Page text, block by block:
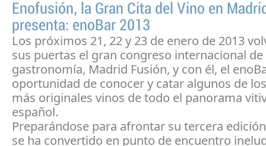
Enofusión, la Gran Cita del Vino en
presenta: enoBar 2013
Los próximos 21, 22 y 23 de enero de 2013
sus puertas el gran congreso internacional de
gastronomía, Madrid Fusión, y con él, el
oportunidad de conocer y catar algunos de
más originales vinos de todo el panorama
español.
Preparándose para afrontar su tercera
se ha convertido en punto de encuentro